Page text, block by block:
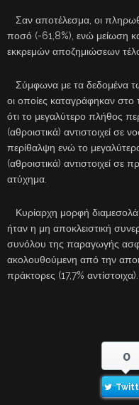
Σαν αποτέλεσμα, οι
ποσό (-61,8%), ενώ μείωση
εκκρεμών αποζημιώσεων
Σύμφωνα με τα δεδομένα
οι οποίες καταγράφηκαν στο
ότι το μεγαλύτερο πλήθος
(αθροιστικά) αντιστοιχεί σε
περίθαλψη ενώ το
(αθροιστικά) αντιστοιχεί σε
ατύχημα.
Κυρίαρχη μορφή
ήταν η μη αποκλειστική
συνόλου της παραγωγής
ακολουθούμενη από την
πράκτορες (17,7% αντίστοιχα).
0